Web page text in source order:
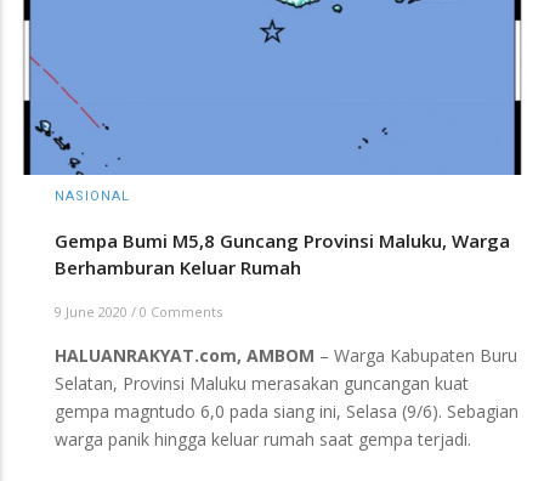
NASIONAL
Gempa Bumi M5,8 Guncang Provinsi Maluku, Warga
Berhamburan Keluar Rumah
9 June 2020 / 0 Comments
HALUANRAKYAT.com, AMBOM – Warga Kabupaten Buru
Selatan, Provinsi Maluku merasakan guncangan kuat
gempa magntudo 6,0 pada siang ini, Selasa (9/6). Sebagian
warga panik hingga keluar rumah saat gempa terjadi.